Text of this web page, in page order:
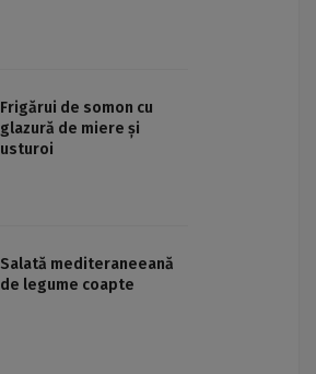
Frigărui de somon cu
glazură de miere și
usturoi
Salată mediteraneeană
de legume coapte